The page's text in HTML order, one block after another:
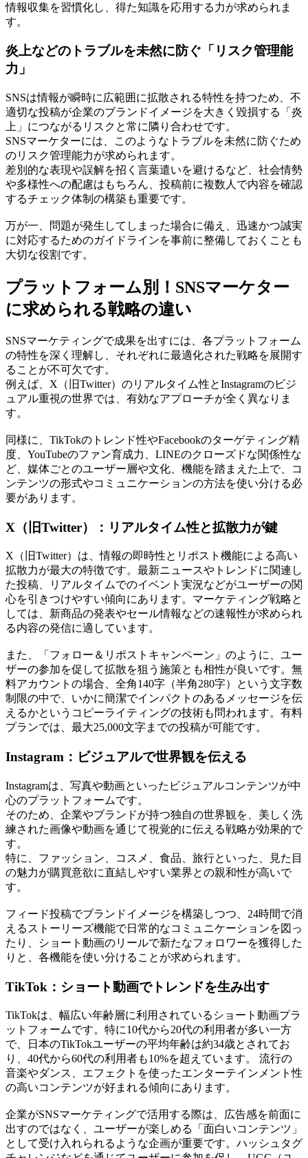
情報収集を習慣化し、得た知識を応用する力が求められま
す。
炎上などのトラブルを未然に防ぐ「リスク管理能
力」
SNSは情報が瞬時に広範囲に拡散される特性を持つため、不
適切な投稿が企業のブランドイメージを大きく毀損する「炎
上」につながるリスクと常に隣り合わせです。
SNSマーケターには、このようなトラブルを未然に防ぐため
のリスク管理能力が求められます。
差別的な表現や誤解を招く言葉遣いを避けるなど、社会情勢
や多様性への配慮はもちろん、投稿前に複数人で内容を確認
するチェック体制の構築も重要です。
万が一、問題が発生してしまった場合に備え、迅速かつ誠実
に対応するためのガイドラインを事前に整備しておくことも
大切な役割です。
プラットフォーム別！SNSマーケター
に求められる戦略の違い
SNSマーケティングで成果を出すには、各プラットフォーム
の特性を深く理解し、それぞれに最適化された戦略を展開す
ることが不可欠です。
例えば、X（旧Twitter）のリアルタイム性とInstagramのビジ
ュアル重視の世界では、有効なアプローチが全く異なりま
す。
同様に、TikTokのトレンド性やFacebookのターゲティング精
度、YouTubeのファン育成力、LINEのクローズドな関係性な
ど、媒体ごとのユーザー層や文化、機能を踏まえた上で、コ
ンテンツの形式やコミュニケーションの方法を使い分ける必
要があります。
X（旧Twitter）：リアルタイム性と拡散力が鍵
X（旧Twitter）は、情報の即時性とリポスト機能による高い
拡散力が最大の特徴です。最新ニュースやトレンドに関連し
た投稿、リアルタイムでのイベント実況などがユーザーの関
心を引きつけやすい傾向にあります。マーケティング戦略と
しては、新商品の発表やセール情報などの速報性が求められ
る内容の発信に適しています。
また、「フォロー＆リポストキャンペーン」のように、ユー
ザーの参加を促して拡散を狙う施策とも相性が良いです。無
料アカウントの場合、全角140字（半角280字）という文字数
制限の中で、いかに簡潔でインパクトのあるメッセージを伝
えるかというコピーライティングの技術も問われます。有料
プランでは、最大25,000文字までの投稿が可能です。
Instagram：ビジュアルで世界観を伝える
Instagramは、写真や動画といったビジュアルコンテンツが中
心のプラットフォームです。
そのため、企業やブランドが持つ独自の世界観を、美しく洗
練された画像や動画を通じて視覚的に伝える戦略が効果的で
す。
特に、ファッション、コスメ、食品、旅行といった、見た目
の魅力が購買意欲に直結しやすい業界との親和性が高いで
す。
フィード投稿でブランドイメージを構築しつつ、24時間で消
えるストーリーズ機能で日常的なコミュニケーションを図っ
たり、ショート動画のリールで新たなフォロワーを獲得した
りと、各機能を使い分けることが求められます。
TikTok：ショート動画でトレンドを生み出す
TikTokは、幅広い年齢層に利用されているショート動画プラ
ットフォームです。特に10代から20代の利用者が多い一方
で、日本のTikTokユーザーの平均年齢は約34歳とされてお
り、40代から60代の利用者も10%を超えています。 流行の
音楽やダンス、エフェクトを使ったエンターテインメント性
の高いコンテンツが好まれる傾向にあります。
企業がSNSマーケティングで活用する際は、広告感を前面に
出すのではなく、ユーザーが楽しめる「面白いコンテンツ」
として受け入れられるような企画が重要です。ハッシュタグ